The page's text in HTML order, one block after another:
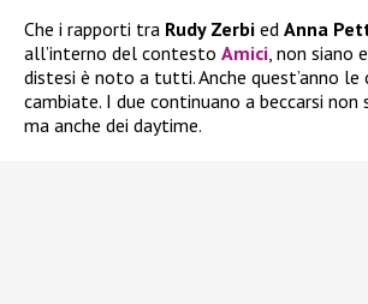
Che i rapporti tra Rudy Zerbi ed Anna
all’interno del contesto Amici, non siano
distesi è noto a tutti. Anche quest’anno le
cambiate. I due continuano a beccarsi
ma anche dei daytime.